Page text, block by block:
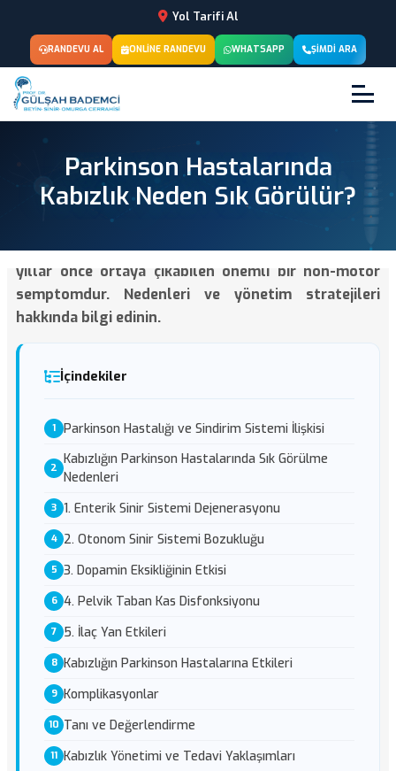
Yol Tarifi Al
RANDEVU AL ONLINE RANDEVU WHATSAPP ŞIMDI ARA
Parkinson Hastalarında
Kabızlık Neden Sık Görülür?
Parkinson hastalığında kabızlık, motor belirtilerden
yıllar önce ortaya çıkabilen önemli bir non-motor
semptomdur. Nedenleri ve yönetim stratejileri
hakkında bilgi edinin.
İçindekiler
Parkinson Hastalığı ve Sindirim Sistemi İlişkisi
Kabızlığın Parkinson Hastalarında Sık Görülme
Nedenleri
1. Enterik Sinir Sistemi Dejenerasyonu
2. Otonom Sinir Sistemi Bozukluğu
3. Dopamin Eksikliğinin Etkisi
4. Pelvik Taban Kas Disfonksiyonu
5. İlaç Yan Etkileri
Kabızlığın Parkinson Hastalarına Etkileri
Komplikasyonlar
Tanı ve Değerlendirme
Kabızlık Yönetimi ve Tedavi Yaklaşımları